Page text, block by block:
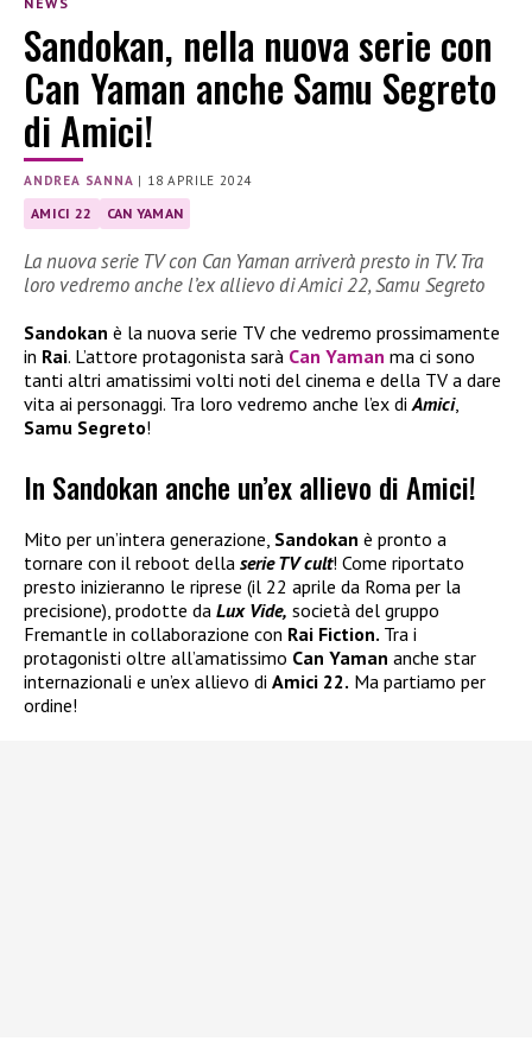
Sandokan, nella nuova serie con
Can Yaman anche Samu Segreto
di Amici!
ANDREA SANNA | 18 APRILE 2024
AMICI 22 CAN YAMAN
La nuova serie TV con Can Yaman arriverà presto in TV. Tra
loro vedremo anche l’ex allievo di Amici 22, Samu Segreto
Sandokan è la nuova serie TV che vedremo prossimamente
in Rai. L’attore protagonista sarà Can Yaman ma ci sono
tanti altri amatissimi volti noti del cinema e della TV a dare
vita ai personaggi. Tra loro vedremo anche l’ex di Amici,
Samu Segreto!
In Sandokan anche un’ex allievo di Amici!
Mito per un’intera generazione, Sandokan è pronto a
tornare con il reboot della serie TV cult! Come riportato
presto inizieranno le riprese (il 22 aprile da Roma per la
precisione), prodotte da Lux Vide, società del gruppo
Fremantle in collaborazione con Rai Fiction. Tra i
protagonisti oltre all’amatissimo Can Yaman anche star
internazionali e un’ex allievo di Amici 22. Ma partiamo per
ordine!